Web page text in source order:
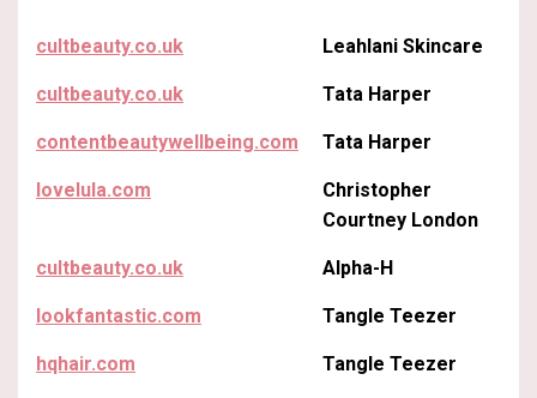
cultbeauty.co.uk Leahlani Skincare
cultbeauty.co.uk Tata Harper
contentbeautywellbeing.com Tata Harper
lovelula.com
Christopher
Courtney London
cultbeauty.co.uk Alpha-H
lookfantastic.com Tangle Teezer
hqhair.com Tangle Teezer